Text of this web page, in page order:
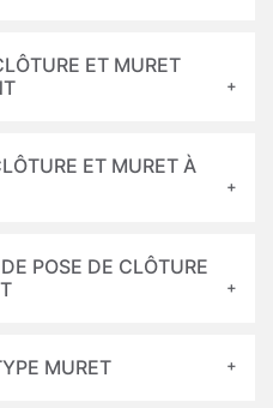
ET MURET
ET MURET À
POSE DE CLÔTURE
MURET